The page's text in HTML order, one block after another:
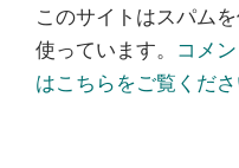
このサイトはスパム
使っています。 コメ
はこちらをご覧くだ